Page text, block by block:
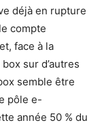
déjà en rupture
compte
face à la
sur d’autres
semble être
pôle e-
année 50 % du